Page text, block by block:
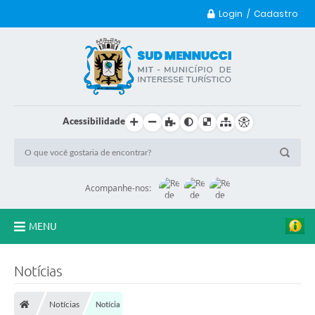
Login / Cadastro
Acessibilidade
Acompanhe-nos:
MENU
Notícias
Notícias Notícia